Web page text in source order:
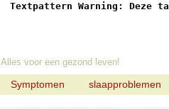
Textpattern Warning: Deze
Alles voor een gezond leven!
Symptomen slaapproblemen